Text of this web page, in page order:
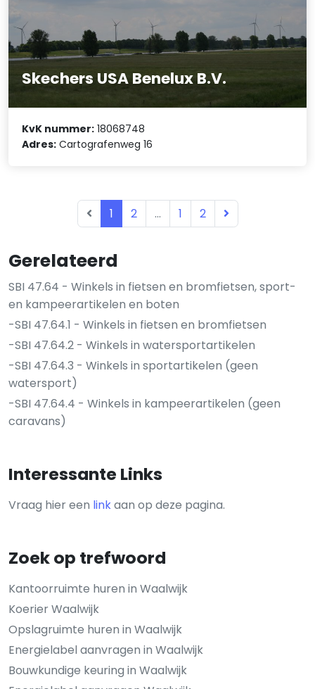
Gerelateerd
SBI 47.64 - Winkels in fietsen en bromfietsen, sport-
en kampeerartikelen en boten
-SBI 47.64.1 - Winkels in fietsen en bromfietsen
-SBI 47.64.2 - Winkels in watersportartikelen
-SBI 47.64.3 - Winkels in sportartikelen (geen
watersport)
-SBI 47.64.4 - Winkels in kampeerartikelen (geen
caravans)
Interessante Links
Vraag hier een linkaan op deze pagina.
Zoek op trefwoord
Kantoorruimte huren in Waalwijk
Koerier Waalwijk
Opslagruimte huren in Waalwijk
Energielabel aanvragen in Waalwijk
Bouwkundige keuring in Waalwijk
Skechers USA Benelux B.V.
KvK nummer: 18068748
Adres: Cartografenweg 16
1 2 ... 1 2